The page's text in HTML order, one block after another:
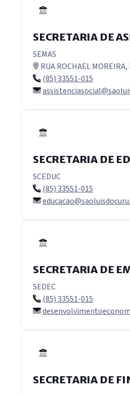
SECRETARIA DE
SEMAS
RUA ROCHAEL
(85) 33551-015
SECRETARIA DE
SCEDUC
(85) 33551-015
SECRETARIA DE
SEDEC
(85) 33551-015
SECRETARIA DE